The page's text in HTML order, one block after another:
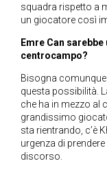
squadra rispetto a
un giocatore così
Emre Can
centrocampo?
Bisogna
questa possibilità.
che ha in mezzo al
grandissimo
sta rientrando, c’è
urgenza di
discorso.